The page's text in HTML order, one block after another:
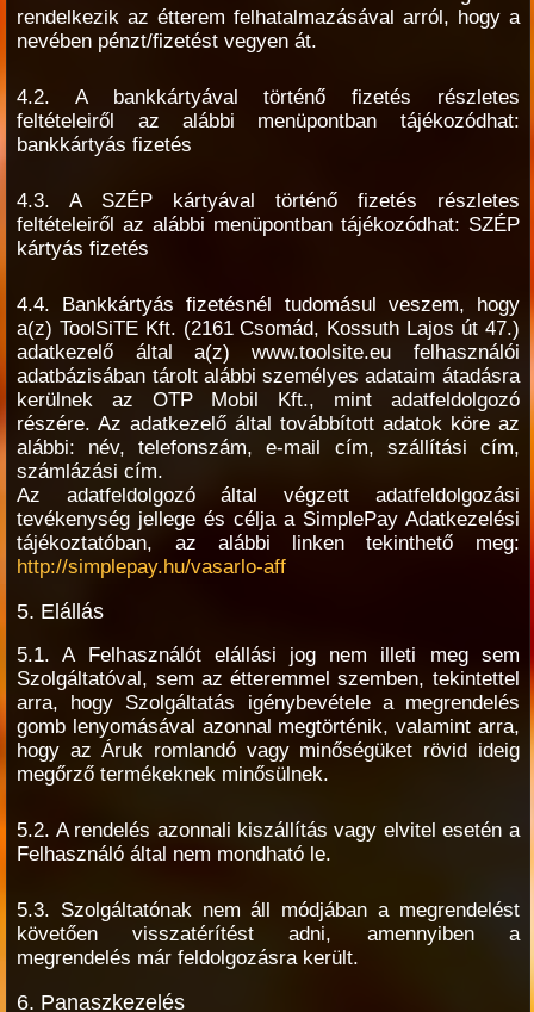
rendelkezik az étterem felhatalmazásával arról, hogy a
nevében pénzt/fizetést vegyen át.
4.2. A bankkártyával történő fizetés részletes
feltételeiről az alábbi menüpontban tájékozódhat:
bankkártyás fizetés
4.3. A SZÉP kártyával történő fizetés részletes
feltételeiről az alábbi menüpontban tájékozódhat: SZÉP
kártyás fizetés
4.4. Bankkártyás fizetésnél tudomásul veszem, hogy
a(z) ToolSiTE Kft. (2161 Csomád, Kossuth Lajos út 47.)
adatkezelő által a(z) www.toolsite.eu felhasználói
adatbázisában tárolt alábbi személyes adataim átadásra
kerülnek az OTP Mobil Kft., mint adatfeldolgozó
részére. Az adatkezelő által továbbított adatok köre az
alábbi: név, telefonszám, e-mail cím, szállítási cím,
számlázási cím.
Az adatfeldolgozó által végzett adatfeldolgozási
tevékenység jellege és célja a SimplePay Adatkezelési
tájékoztatóban, az alábbi linken tekinthető meg:
http://simplepay.hu/vasarlo-aff
5. Elállás
5.1. A Felhasználót elállási jog nem illeti meg sem
Szolgáltatóval, sem az étteremmel szemben, tekintettel
arra, hogy Szolgáltatás igénybevétele a megrendelés
gomb lenyomásával azonnal megtörténik, valamint arra,
hogy az Áruk romlandó vagy minőségüket rövid ideig
megőrző termékeknek minősülnek.
5.2. A rendelés azonnali kiszállítás vagy elvitel esetén a
Felhasználó által nem mondható le.
5.3. Szolgáltatónak nem áll módjában a megrendelést
követően visszatérítést adni, amennyiben a
megrendelés már feldolgozásra került.
6. Panaszkezelés